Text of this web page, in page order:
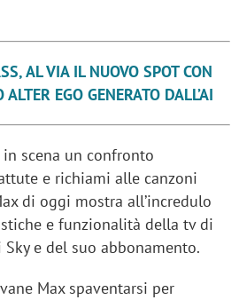
AL VIA IL NUOVO SPOT CON
EGO GENERATO DALL’AI
scena un confronto
e richiami alle canzoni
di oggi mostra all’incredulo
e funzionalità della tv di
e del suo abbonamento.
Max spaventarsi per